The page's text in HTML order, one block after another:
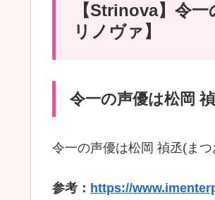
【Strinova】令
リノヴァ】
令一の声優は松岡
令一の声優は松岡 禎丞(ま
参考： https://